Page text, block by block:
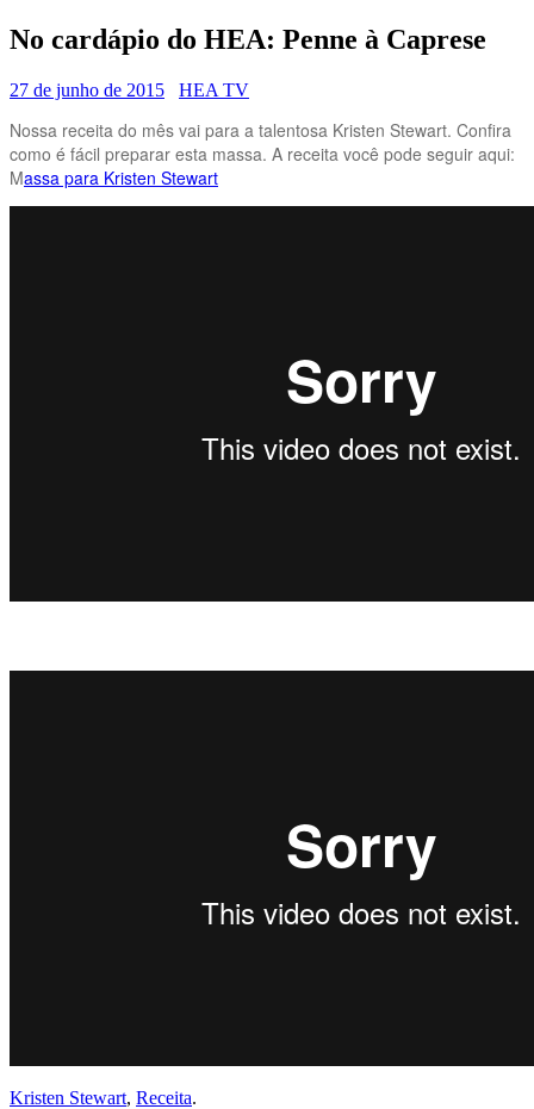
No cardápio do HEA: Penne à Caprese
27 de junho de 2015 HEA TV
Nossa receita do mês vai para a talentosa Kristen Stewart. Confira
como é fácil preparar esta massa. A receita você pode seguir aqui:
Massa para Kristen Stewart
Kristen Stewart, Receita.